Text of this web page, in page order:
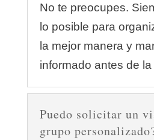
No te preocupes.
lo posible para
la mejor manera y
informado antes de
Puedo solicitar un
grupo